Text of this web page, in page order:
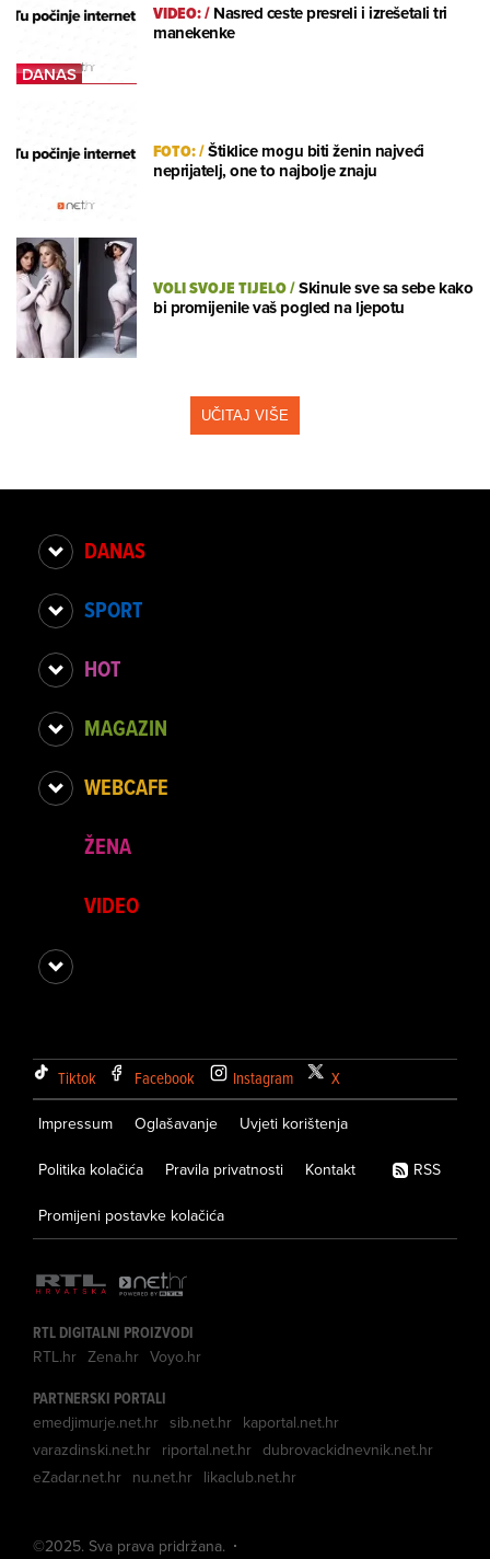
VIDEO:/Nasred ceste presreli i izrešetali tri
manekenke
FOTO:/Štiklice mogu biti ženin najveći
neprijatelj, one to najbolje znaju
VOLI SVOJE TIJELO/Skinule sve sa sebe kako
bi promijenile vaš pogled na ljepotu
UČITAJ VIŠE
DANAS
SPORT
HOT
MAGAZIN
WEBCAFE
ŽENA
VIDEO
Tiktok Facebook Instagram X
Impressum Oglašavanje Uvjeti korištenja
Politika kolačića Pravila privatnosti Kontakt
Promijeni postavke kolačića
RSS
RTL DIGITALNI PROIZVODI
RTL.hr Zena.hr Voyo.hr
PARTNERSKI PORTALI
emedjimurje.net.hr sib.net.hr kaportal.net.hr
varazdinski.net.hr riportal.net.hr dubrovackidnevnik.net.hr
eZadar.net.hr nu.net.hr likaclub.net.hr
©2025. Sva prava pridržana.